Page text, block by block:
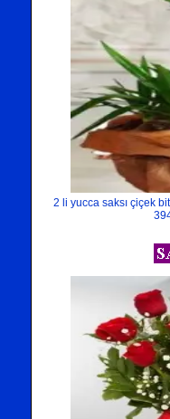
2 li yucca saksı çiçek